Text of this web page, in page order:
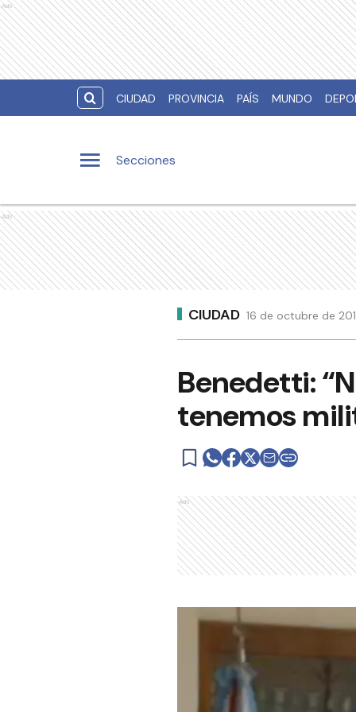
Ads
CIUDAD PROVINCIA PAÍS MUNDO
Secciones
Ads
CIUDAD 16 de octubre de
Benedetti:
tenemos
Ads